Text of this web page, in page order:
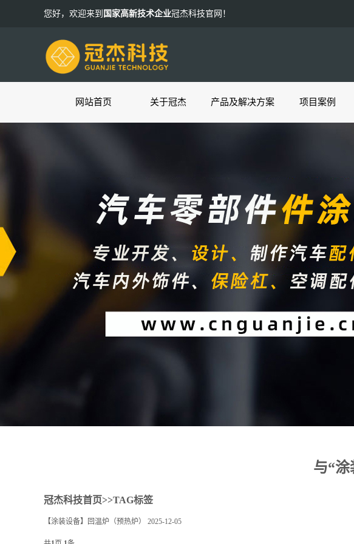
您好，欢迎来到 国家高新技术企业冠杰科技官网！
网站首页 关于冠杰 产品及解决方案 项目案例
与“
冠杰科技首页>>TAG标签
【涂装设备】回温炉（预热炉） 2025-12-05